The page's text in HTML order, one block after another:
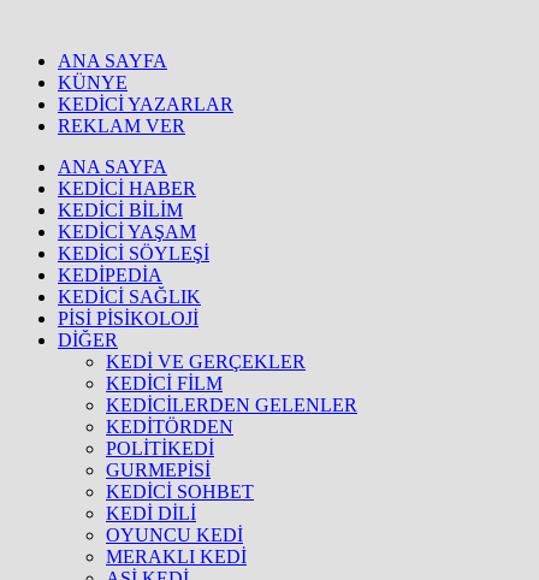
ANA SAYFA
KÜNYE
KEDİCİ YAZARLAR
REKLAM VER
ANA SAYFA
KEDİCİ HABER
KEDİCİ BİLİM
KEDİCİ YAŞAM
KEDİCİ SÖYLEŞİ
KEDİPEDİA
KEDİCİ SAĞLIK
PİSİ PİSİKOLOJİ
DİĞER
KEDİ VE GERÇEKLER
KEDİCİ FİLM
KEDİCİLERDEN GELENLER
KEDİTÖRDEN
POLİTİKEDİ
GURMEPİSİ
KEDİCİ SOHBET
KEDİ DİLİ
OYUNCU KEDİ
MERAKLI KEDİ